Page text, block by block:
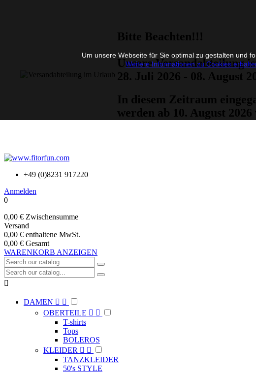
Bitte Beachten!!!
Unsere Versandabteilung
28. Juli 2026 - 08. August
In diesem Zeitraum
werden ab 10. August 2026
+49 (0)8231 917220
Anmelden
0
0,00 € Zwischensumme
Versand
0,00 € enthaltene MwSt.
0,00 € Gesamt
WARENKORB ANZEIGEN

DAMEN  
OBERTEILE  
T-shirts
Tops
BOLEROS
KLEIDER  
TANZKLEIDER
50's STYLE
Um unsere Webseite für Sie optimal zu gestalten und
Weitere Informationen zu Cookies